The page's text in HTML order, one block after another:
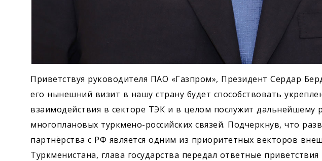
Приветствуя руководителя ПАО «Газпром», Президент Сердар
его нынешний визит в нашу страну будет способствовать
взаимодействия в секторе ТЭК и в целом послужит дальнейшему
многоплановых туркмено-российских связей. Подчеркнув, что
партнёрства с РФ является одним из приоритетных векторов
Туркменистана, глава государства передал ответные